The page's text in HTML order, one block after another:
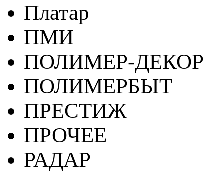
Платар
ПМИ
ПОЛИМЕР-ДЕКОР
ПОЛИМЕРБЫТ
ПРЕСТИЖ
ПРОЧЕЕ
РАДАР